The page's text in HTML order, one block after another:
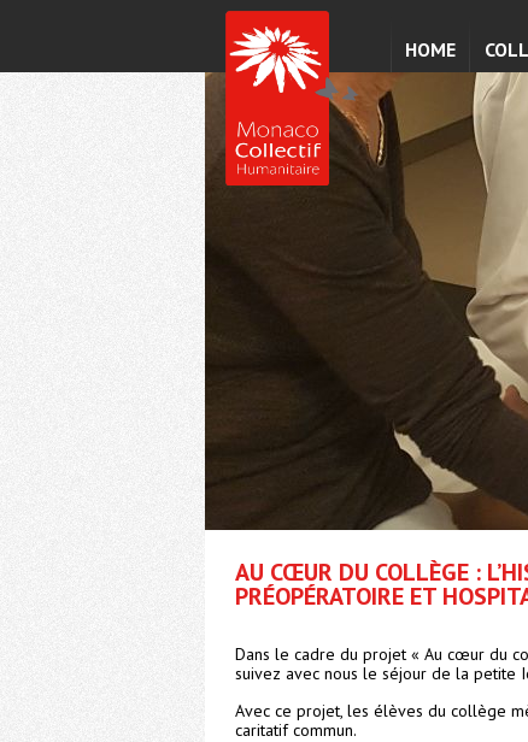
HOME
AU CŒUR DU COLLÈGE :
PRÉOPÉRATOIRE ET
Dans le cadre du projet « Au cœur du
suivez avec nous le séjour de la petite
Avec ce projet, les élèves du collège
caritatif commun.